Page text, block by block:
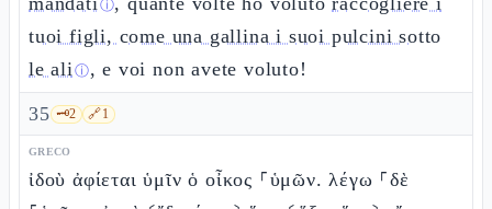
ⓘ
tuoi figli, come una gallina i suoi pulcini sotto
le aliⓘ, e voi non avete voluto!
35 🗝️2 🔗1
GRECO
ἰδοὺ ἀφίεται ὑμῖν ὁ οἶκος ⸀ὑμῶν. λέγω ⸀δὲ